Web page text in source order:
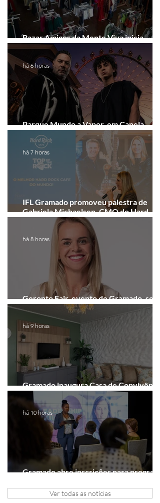
Bazar Amigos da Mente Viva inicia
arrecadação em Gramado e Canela
Parque Mundo a Vapor, em Canela,
recebe festival eletrônico em agosto
há 6 horas
IFL Gramado promoveu palestra de
Gabriela Michaelsen, CMO do Hard
Rock Cafe Gramado
há 7 horas
Geronto Fair, evento de Gramado, será
realizada em formato digital
há 8 horas
Gramado inaugura Casa de Convivência
dedicada às mulheres
há 9 horas
Gramado abre inscrições para programa
há 10 horas
Ver todas as notícias